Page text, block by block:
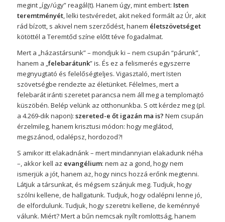
megint „így/úgy” reagál(t). Hanem úgy, mint embert: Isten
teremtményét, lelki testvéredet, akit neked formált az Úr, akit
rád bízott, s akivel nem szerződést, hanem életszövetséget
kötöttél a Teremtőd színe előtt téve fogadalmat.
Mert a „házastársunk” – mondjuk ki – nem csupán “párunk”,
hanem a „felebarátunk” is. És ez a felismerés egyszerre
megnyugtató és felelőségteljes. Vigasztaló, mert Isten
szövetségbe rendezte az életünket. Félelmes, mert a
felebarát iránti szeretet parancsa nem áll meg a templomajtó
küszöbén. Belép velünk az otthonunkba. S ott kérdez meg (pl.
a 4.269-dik napon): szereted-e őt igazán ma is? Nem csupán
érzelmileg, hanem krisztusi módon: hogy meglátod,
megszánod, odalépsz, hordozod?!
S amikor itt elakadnánk – mert mindannyian elakadunk néha
–, akkor kell az evangélium: nem az a gond, hogy nem
ismerjük a jót, hanem az, hogy nincs hozzá erőnk megtenni.
Látjuk a társunkat, és mégsem szánjuk meg. Tudjuk, hogy
szólni kellene, de hallgatunk. Tudjuk, hogy odalépni lenne jó,
de elfordulunk. Tudjuk, hogy szeretni kellene, de keménnyé
válunk. Miért? Mert a bűn nemcsak nyílt romlottság, hanem